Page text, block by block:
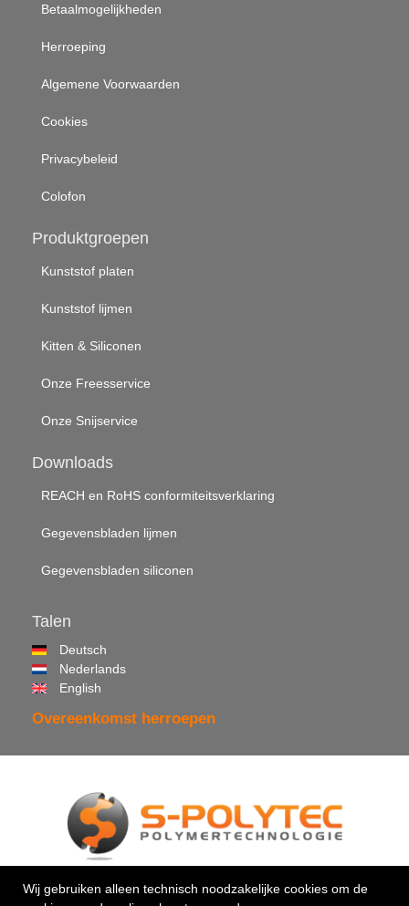
Betaalmogelijkheden
Herroeping
Algemene Voorwaarden
Cookies
Privacybeleid
Colofon
Produktgroepen
Kunststof platen
Kunststof lijmen
Kitten & Siliconen
Onze Freesservice
Onze Snijservice
Downloads
REACH en RoHS conformiteitsverklaring
Gegevensbladen lijmen
Gegevensbladen siliconen
Talen
Deutsch
Nederlands
English
Overeenkomst herroepen
© 2026 •S-Polytec GmbH
Wij gebruiken alleen technisch noodzakelijke cookies om de